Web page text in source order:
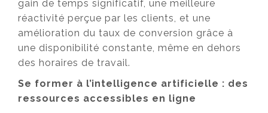
gain de temps significatif, une meilleure
réactivité perçue par les clients, et une
amélioration du taux de conversion grâce à
une disponibilité constante, même en dehors
des horaires de travail.
Se former à l’intelligence artificielle : des
ressources accessibles en ligne